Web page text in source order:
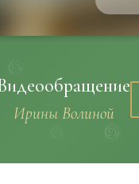
Ирины Волиной